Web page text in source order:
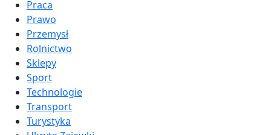
Praca
Prawo
Przemysł
Rolnictwo
Sklepy
Sport
Technologie
Transport
Turystyka